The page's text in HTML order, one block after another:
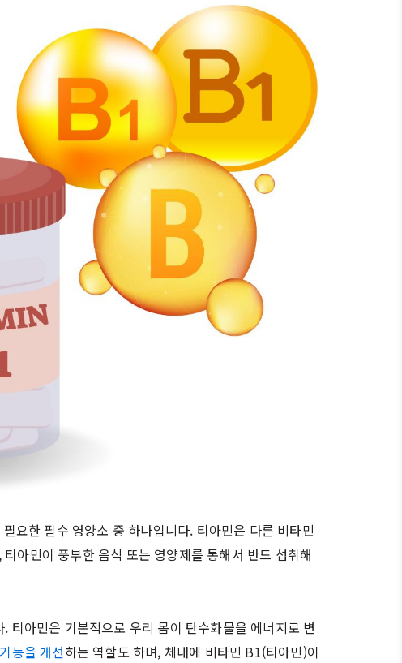
요한 필수 영양소 중 하나입니다. 티아민은 다른 비타민
아민이 풍부한 음식 또는 영양제를 통해서 반드 섭취해
티아민은 기본적으로 우리 몸이 탄수화물을 에너지로 변
능을 개선하는 역할도 하며, 체내에 비타민 B1(티아민)이